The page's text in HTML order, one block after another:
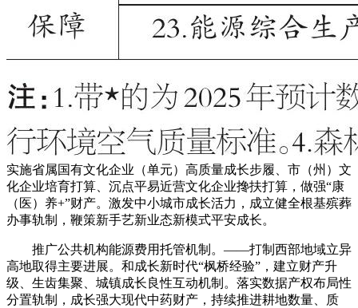
实施省属国有文化企业（单元）高质量成长步履、市（州）文
化企业培育打算、沉点平易近营文化企业搀扶打算，做强“康
（医）养+”财产。激发中小城市成长活力，成立健全根基殡葬
办事轨制，鞭策新手艺新业态新模式平安成长。
推广公共机构能源费用托管机制。——打制西部地域立异
高地取得主要进展。和成长新时代“枫桥经验”，建立财产升
级、生齿集聚、城镇成长良性互动机制。落实数据产权布局性
分置轨制，成长强大现代中药财产，持续推进耕地数量、质